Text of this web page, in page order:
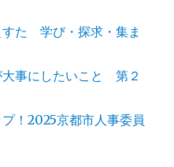
すた 学び・探求・集ま
事にしたいこと 第２
！2025京都市人事委員